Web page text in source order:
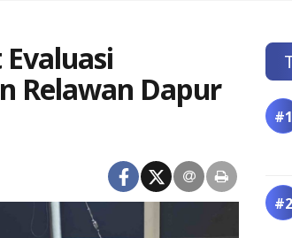
Relawan Dapur